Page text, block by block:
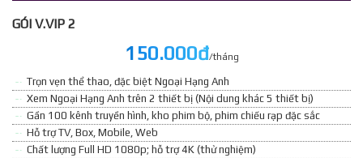
GÓI V.VIP 2
150.000đ/tháng
Trọn vẹn thể thao, đặc biệt Ngoại Hạng Anh
Xem Ngoại Hạng Anh trên 2 thiết bị (Nội dung khác 5 thiết bị)
Gần 100 kênh truyền hình, kho phim bộ, phim chiếu rạp đặc sắc
Hỗ trợ TV, Box, Mobile, Web
Chất lượng Full HD 1080p; hỗ trợ 4K (thử nghiệm)